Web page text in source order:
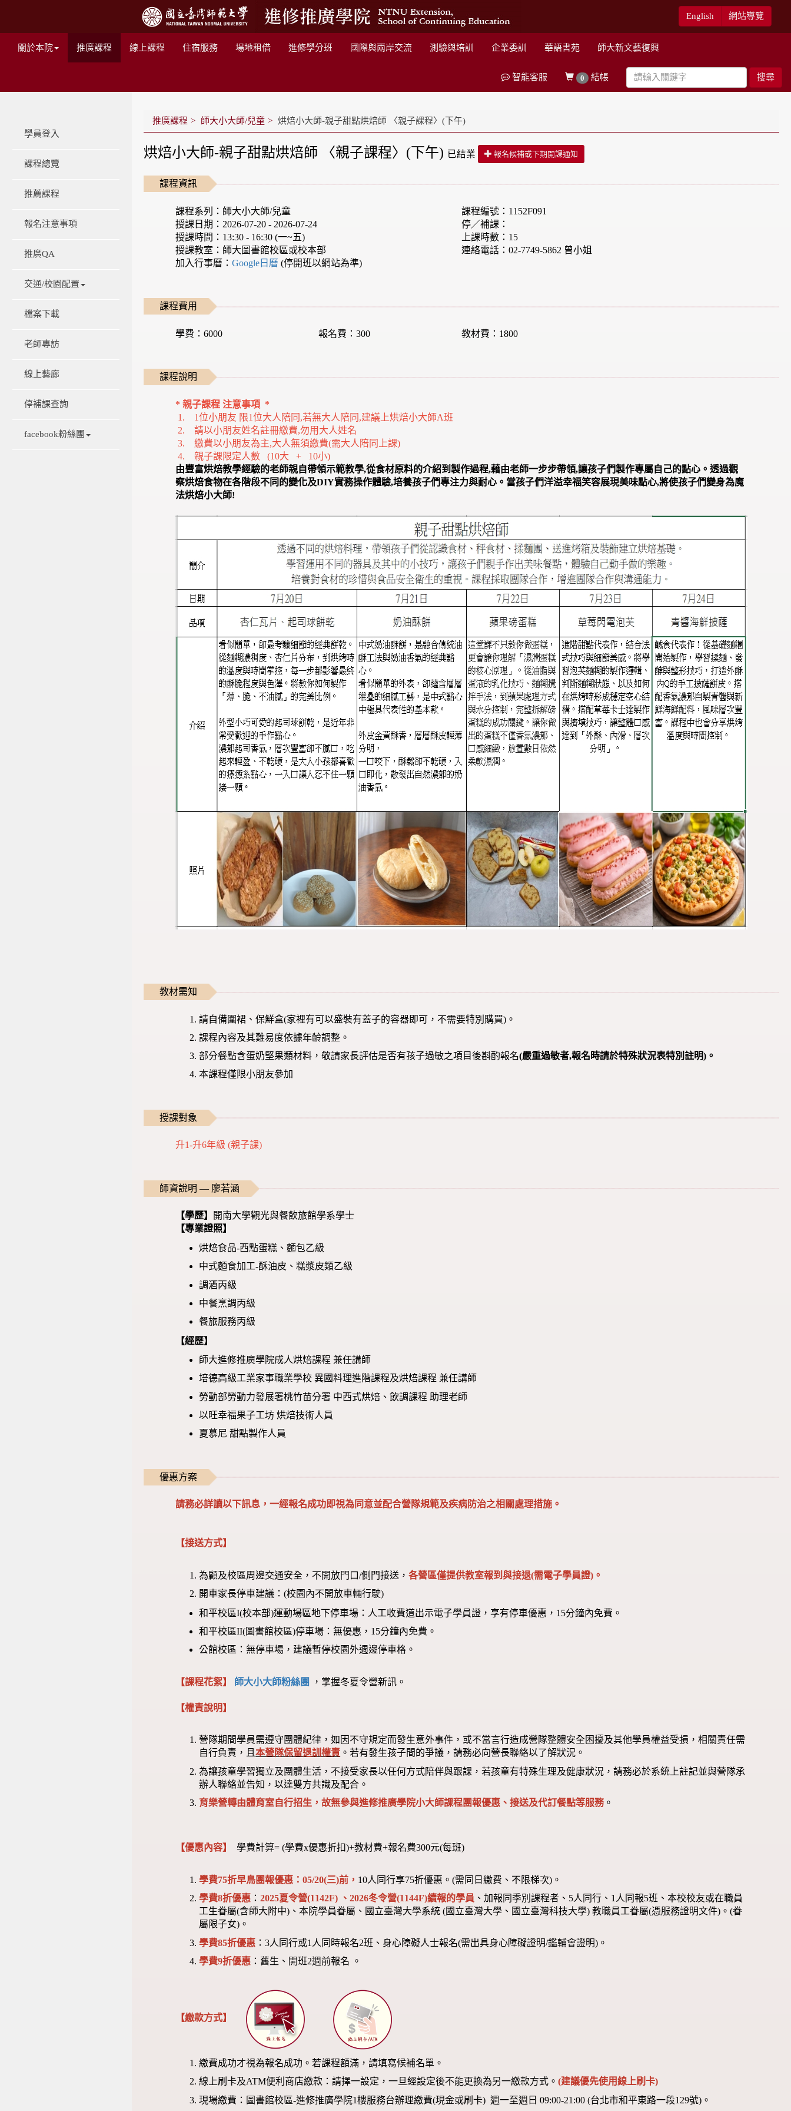
English 網站導覽
關於本院 推廣課程 線上課程 住宿服務 場地租借 進修學分班 國際與兩岸交流 測驗與培訓 企業委訓 華語書苑 師大新文藝復興
搜尋
0 結帳
智能客服
學員登入
課程總覽
推薦課程
報名注意事項
推廣QA
交通/校園配置
檔案下載
老師專訪
線上藝廊
停補課查詢
facebook粉絲團
推廣課程 師大小大師/兒童 烘焙小大師-親子甜點烘焙師 〈親子課程〉(下午)
烘焙小大師-親子甜點烘焙師 〈親子課程〉(下午) 已結業 報名候補或下期開課通知
課程資訊
課程系列：師大小大師/兒童
課程編號：1152F091
授課日期：2026-07-20 - 2026-07-24
停／補課：
授課時間：13:30 - 16:30 (一~五)
上課時數：15
授課教室：師大圖書館校區或校本部
連絡電話：02-7749-5862 曾小姐
加入行事曆：Google日曆(停開班以網站為準)
課程費用
學費：6000 報名費：300 教材費：1800
課程說明
* 親子課程 注意事項 *
1. 1位小朋友 限1位大人陪同,若無大人陪同,建議上烘焙小大師A班
2. 請以小朋友姓名註冊繳費,勿用大人姓名
3. 繳費以小朋友為主,大人無須繳費(需大人陪同上課)
4. 親子課限定人數 (10大 + 10小)
由豐富烘焙教學經驗的老師親自帶領示範教學,從食材原料的介紹到製作過程,藉由老師一步步帶領,讓孩子們製作專屬自己的點心。透過觀
察烘焙食物在各階段不同的變化及DIY實務操作體驗,培養孩子們專注力與耐心。當孩子們洋溢幸福笑容展現美味點心,將使孩子們變身為魔
法烘焙小大師!
教材需知
請自備圍裙、保鮮盒(家裡有可以盛裝有蓋子的容器即可，不需要特別購買)。
課程內容及其難易度依據年齡調整。
部分餐點含蛋奶堅果類材料，敬請家長評估是否有孩子過敏之項目後斟酌報名(嚴重過敏者,報名時請於特殊狀況表特別註明)。
本課程僅限小朋友參加
授課對象
升1-升6年級 (親子課)
師資說明 — 廖若涵
【學歷】
開南大學觀光與餐飲旅館學系學士
【專業證照】
烘焙食品-西點蛋糕、麵包乙級
中式麵食加工-酥油皮、糕漿皮類乙級
調酒丙級
中餐烹調丙級
餐旅服務丙級
【經歷】
師大進修推廣學院成人烘焙課程 兼任講師
培德高級工業家事職業學校 異國料理進階課程及烘焙課程 兼任講師
勞動部勞動力發展署桃竹苗分署 中西式烘焙、飲調課程 助理老師
以旺幸福果子工坊 烘焙技術人員
夏慕尼 甜點製作人員
優惠方案
請務必詳讀以下訊息，一經報名成功即視為同意並配合營隊規範及疾病防治之相關處理措施。
【接送方式】
為顧及校區周邊交通安全，不開放門口/側門接送，各營區僅提供教室報到與接退(需電子學員證)。
開車家長停車建議：(校園內不開放車輛行駛)
和平校區I(校本部)運動場區地下停車場：人工收費道出示電子學員證，享有停車優惠，15分鐘內免費。
和平校區II(圖書館校區)停車場：無優惠，15分鐘內免費。
公館校區：無停車場，建議暫停校園外週邊停車格。
【課程花絮】 師大小大師粉絲團 ，掌握冬夏令營新訊。
【權責說明】
營隊期間學員需遵守團體紀律，如因不守規定而發生意外事件，或不當言行造成營隊整體安全困擾及其他學員權益受損，相關責任需
自行負責，且本營隊保留退訓權責 。若有發生孩子間的爭議，請務必向營長聯絡以了解狀況。
為讓孩童學習獨立及團體生活，不接受家長以任何方式陪伴與跟課，若孩童有特殊生理及健康狀況，請務必於系統上註記並與營隊承
辦人聯絡並告知，以達雙方共識及配合。
育樂營轉由體育室自行招生，故無參與進修推廣學院小大師課程團報優惠、接送及代訂餐點等服務。
【優惠內容】 學費計算= (學費x優惠折扣)+教材費+報名費300元(每班)
學費75折早鳥團報優惠：05/20(三)前， 10人同行享75折優惠。(需同日繳費、不限梯次)。
學費8折優惠 ：2025夏令營(1142F) 、2026冬令營(1144F)續報的學員 、加報同季別課程者、5人同行、1人同報5班、本校校友或在職員
工生眷屬(含師大附中)、本院學員眷屬、國立臺灣大學系統 (國立臺灣大學、國立臺灣科技大學) 教職員工眷屬(憑服務證明文件)。(眷
屬限子女)。
學費85折優惠 ：3人同行或1人同時報名2班、身心障礙人士報名(需出具身心障礙證明/鑑輔會證明)。
學費9折優惠 ：舊生、開班2週前報名 。
【繳款方式】
繳費成功才視為報名成功。若課程額滿，請填寫候補名單。
線上刷卡及ATM便利商店繳款：請擇一設定，一旦經設定後不能更換為另一繳款方式。(建議優先使用線上刷卡)
現場繳費：圖書館校區-進修推廣學院1樓服務台辦理繳費(現金或刷卡) 週一至週日 09:00-21:00 (台北市和平東路一段129號)。